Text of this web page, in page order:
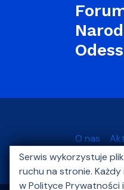
O nas
Kontakt
Serwis wykorzystuje
ruchu na stronie.
w Polityce Prywatności i